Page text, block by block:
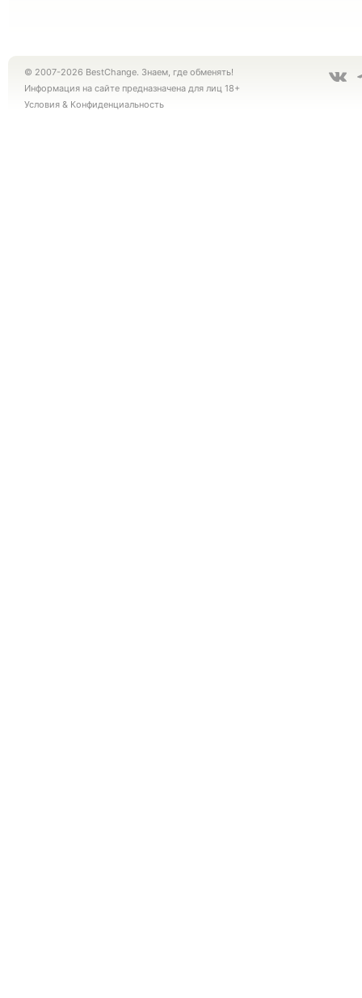
© 2007-2026 BestChange. Знаем, где обменять!
Информация на сайте предназначена для лиц 18+
Условия & Конфиденциальность